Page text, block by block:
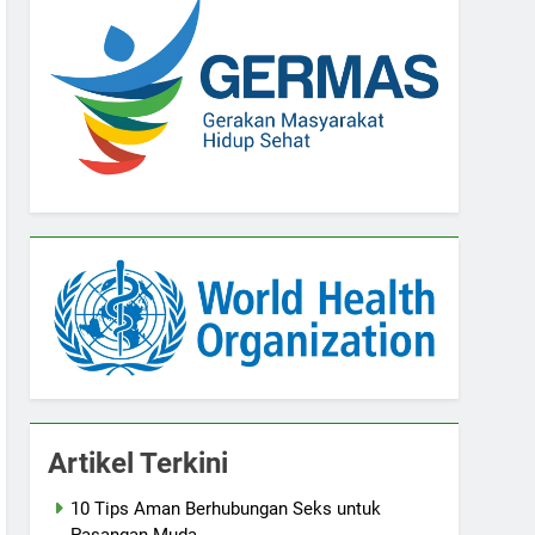
Artikel Terkini
10 Tips Aman Berhubungan Seks untuk